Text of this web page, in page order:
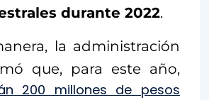
durante 2022.
la administración
que, para este año,
200 millones de pesos